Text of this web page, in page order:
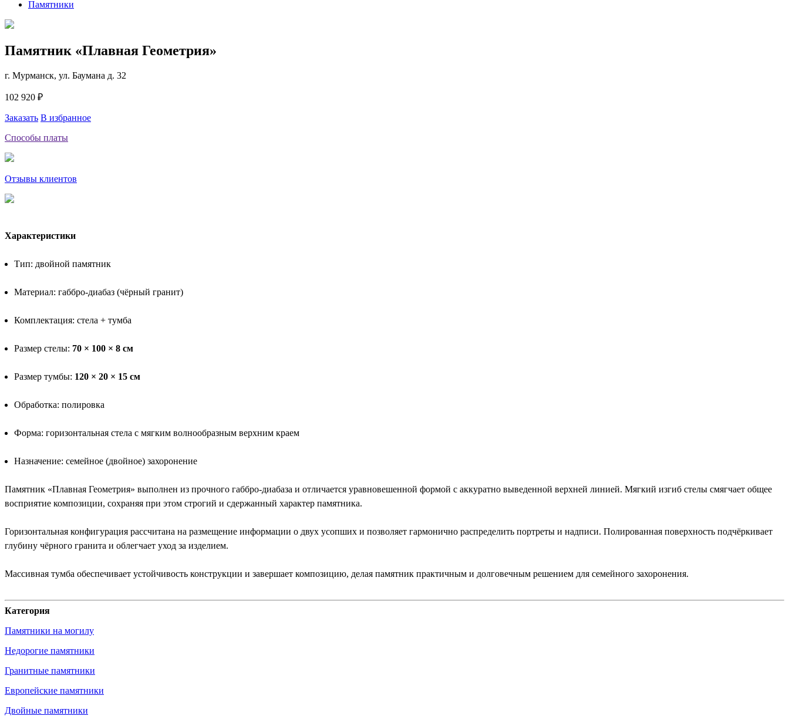
Памятники
Памятник «Плавная Геометрия»
г. Мурманск, ул. Баумана д. 32
102 920 ₽
Заказать В избранное
Способы платы
Отзывы клиентов
Характеристики
Тип: двойной памятник
Материал: габбро-диабаз (чёрный гранит)
Комплектация: стела + тумба
Размер стелы: 70 × 100 × 8 см
Размер тумбы: 120 × 20 × 15 см
Обработка: полировка
Форма: горизонтальная стела с мягким волнообразным верхним краем
Назначение: семейное (двойное) захоронение
Памятник «Плавная Геометрия» выполнен из прочного габбро-диабаза и отличается уравновешенной формой с аккуратно выведенной верхней линией. Мягкий изгиб стелы смягчает общее
восприятие композиции, сохраняя при этом строгий и сдержанный характер памятника.
Горизонтальная конфигурация рассчитана на размещение информации о двух усопших и позволяет гармонично распределить портреты и надписи. Полированная поверхность подчёркивает
глубину чёрного гранита и облегчает уход за изделием.
Массивная тумба обеспечивает устойчивость конструкции и завершает композицию, делая памятник практичным и долговечным решением для семейного захоронения.
Категория
Памятники на могилу
Недорогие памятники
Гранитные памятники
Европейские памятники
Двойные памятники